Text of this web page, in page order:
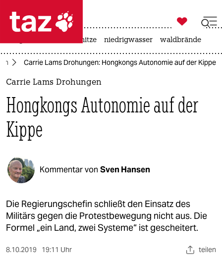
 taz zahl ich
taz zahl ich
politik
öko
gesellschaft
kultur
sport
berlin
nord

taz zahl ich
hitze niedrigwasser waldbrände
Carrie Lams Drohungen: Hongkongs Autonomie auf der Kippe
Carrie Lams Drohungen
Hongkongs Autonomie auf der
Kippe
Kommentar von Sven Hansen
Die Regierungschefin schließt den Einsatz des
Militärs gegen die Protestbewegung nicht aus. Die
Formel „ein Land, zwei Systeme“ ist gescheitert.
8.10.2019 19:11 Uhr teilen